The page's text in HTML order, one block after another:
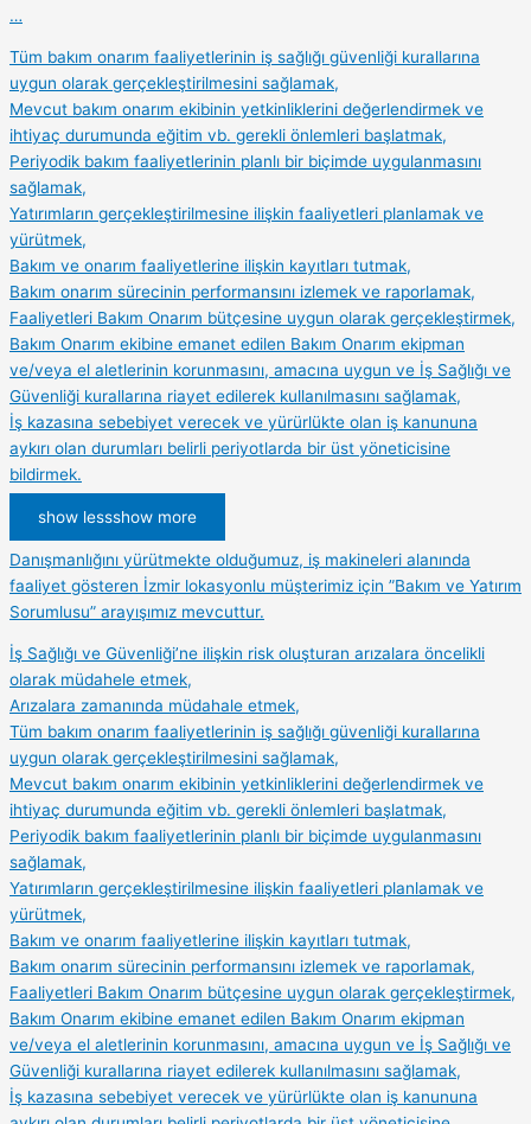
…
Tüm bakım onarım faaliyetlerinin iş sağlığı güvenliği kurallarına
uygun olarak gerçekleştirilmesini sağlamak,
Mevcut bakım onarım ekibinin yetkinliklerini değerlendirmek ve
ihtiyaç durumunda eğitim vb. gerekli önlemleri başlatmak,
Periyodik bakım faaliyetlerinin planlı bir biçimde uygulanmasını
sağlamak,
Yatırımların gerçekleştirilmesine ilişkin faaliyetleri planlamak ve
yürütmek,
Bakım ve onarım faaliyetlerine ilişkin kayıtları tutmak,
Bakım onarım sürecinin performansını izlemek ve raporlamak,
Faaliyetleri Bakım Onarım bütçesine uygun olarak gerçekleştirmek,
Bakım Onarım ekibine emanet edilen Bakım Onarım ekipman
ve/veya el aletlerinin korunmasını, amacına uygun ve İş Sağlığı ve
Güvenliği kurallarına riayet edilerek kullanılmasını sağlamak,
İş kazasına sebebiyet verecek ve yürürlükte olan iş kanununa
aykırı olan durumları belirli periyotlarda bir üst yöneticisine
bildirmek.
show lessshow more
Danışmanlığını yürütmekte olduğumuz, iş makineleri alanında
faaliyet gösteren İzmir lokasyonlu müşterimiz için ”Bakım ve Yatırım
Sorumlusu” arayışımız mevcuttur.
İş Sağlığı ve Güvenliği’ne ilişkin risk oluşturan arızalara öncelikli
olarak müdahele etmek,
Arızalara zamanında müdahale etmek,
Tüm bakım onarım faaliyetlerinin iş sağlığı güvenliği kurallarına
uygun olarak gerçekleştirilmesini sağlamak,
Mevcut bakım onarım ekibinin yetkinliklerini değerlendirmek ve
ihtiyaç durumunda eğitim vb. gerekli önlemleri başlatmak,
Periyodik bakım faaliyetlerinin planlı bir biçimde uygulanmasını
sağlamak,
Yatırımların gerçekleştirilmesine ilişkin faaliyetleri planlamak ve
yürütmek,
Bakım ve onarım faaliyetlerine ilişkin kayıtları tutmak,
Bakım onarım sürecinin performansını izlemek ve raporlamak,
Faaliyetleri Bakım Onarım bütçesine uygun olarak gerçekleştirmek,
Bakım Onarım ekibine emanet edilen Bakım Onarım ekipman
ve/veya el aletlerinin korunmasını, amacına uygun ve İş Sağlığı ve
Güvenliği kurallarına riayet edilerek kullanılmasını sağlamak,
İş kazasına sebebiyet verecek ve yürürlükte olan iş kanununa